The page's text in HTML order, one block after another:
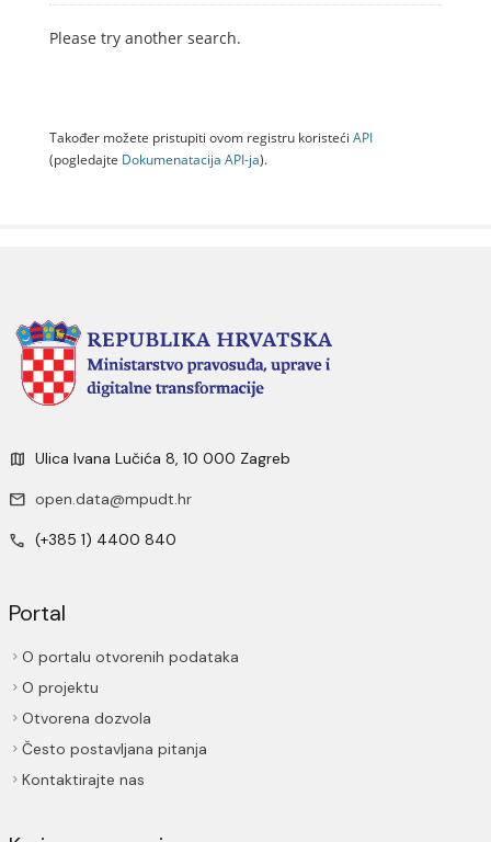
Please try another search.
Također možete pristupiti ovom registru koristeći API
(pogledajte Dokumenаtаcijа API-jа).